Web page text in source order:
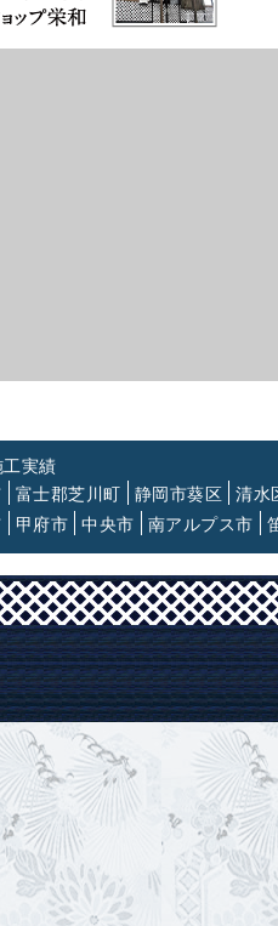
実績
富士郡芝川町 静岡市葵区
清水
甲府市 中央市 南アルプス市